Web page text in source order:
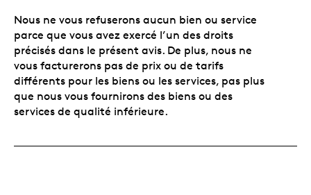
Nous ne vous refuserons aucun bien ou service
parce que vous avez exercé l’un des droits
précisés dans le présent avis. De plus, nous ne
vous facturerons pas de prix ou de tarifs
différents pour les biens ou les services, pas plus
que nous vous fournirons des biens ou des
services de qualité inférieure.